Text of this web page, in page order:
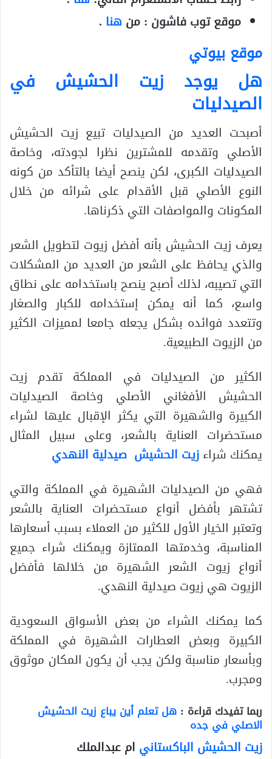
موقع توب فاشون : من هنا .
موقع بيوتي
هل يوجد زيت الحشيش في
الصيدليات
أصبحت العديد من الصيدليات تبيع زيت الحشيش
الأصلي وتقدمه للمشترين نظرا لجودته، وخاصة
الصيدليات الكبرى، لكن ينصح أيضا بالتأكد من كونه
النوع الأصلي قبل الأقدام على شرائه من خلال
المكونات والمواصفات التي ذكرناها.
يعرف زيت الحشيش بأنه أفضل زيوت لتطويل الشعر
والذي يحافظ على الشعر من العديد من المشكلات
التي تصيبه، لذلك أصبح ينصح باستخدامه على نطاق
واسع، كما أنه يمكن إستخدامه للكبار والصغار
وتتعدد فوائده بشكل يجعله جامعا لمميزات الكثير
من الزيوت الطبيعية.
الكثير من الصيدليات في المملكة تقدم زيت
الحشيش الأفغاني الأصلي وخاصة الصيدليات
الكبيرة والشهيرة التي يكثر الإقبال عليها لشراء
مستحضرات العناية بالشعر، وعلى سبيل المثال
يمكنك شراءزيت الحشيش صيدلية النهدي
فهي من الصيدليات الشهيرة في المملكة والتي
تشتهر بأفضل أنواع مستحضرات العناية بالشعر
وتعتبر الخيار الأول للكثير من العملاء بسبب أسعارها
المناسبة، وخدمتها الممتازة ويمكنك شراء جميع
أنواع زيوت الشعر الشهيرة من خلالها فأفضل
الزيوت هي زيوت صيدلية النهدي.
كما يمكنك الشراء من بعض الأسواق السعودية
الكبيرة وبعض العطارات الشهيرة في المملكة
وبأسعار مناسبة ولكن يجب أن يكون المكان موثوق
ومجرب.
ربما تفيدك قراءة : هل تعلم أين يباع زيت الحشيش
الاصلي في جده
زيت الحشيش الباكستاني ام عبدالملك